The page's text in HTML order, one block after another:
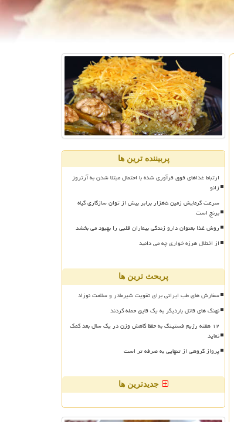
پربیننده ترین ها
ارتباط غذاهای فوق فرآوری شده با احتمال مبتلا شدن به آرتروز
زانو
سرعت گرمایش زمین ۵هزار برابر بیش از توان سازگاری گیاه
برنج است
روش غذا بعنوان دارو زندگی بیماران قلبی را بهبود می بخشد
از اختلال هرزه خواری چه می دانید
پربحث ترین ها
سفارش های طب ایرانی برای تقویت شیرمادر و سلامت نوزاد
نهنگ های قاتل باردیگر به یک قایق حمله کردند
۱۲ هفته رژیم فستینگ به حفظ کاهش وزن در یک سال بعد کمک
نماید
پرواز گروهی از تنهایی به صرفه تر است
جدیدترین ها